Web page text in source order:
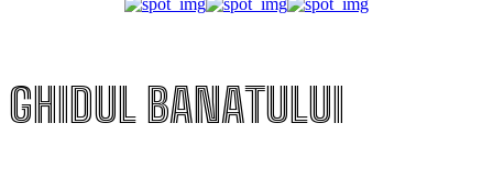
GHIDUL BANATULUI